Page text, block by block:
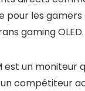
pour les
gaming OLED.
est un
compétiteur